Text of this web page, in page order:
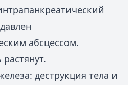
абсцессом.
деструкция тела и